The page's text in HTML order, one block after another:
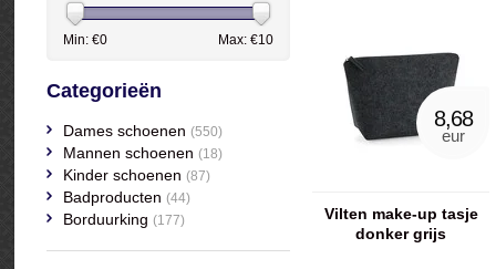
8,68
eur
Vilten make-up tasje
donker grijs
Min: €0 Max: €10
Categorieën
Dames schoenen (550)
Mannen schoenen (18)
Kinder schoenen (87)
Badproducten (44)
Borduurking (177)